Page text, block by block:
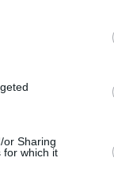
or Sharing
for which it
gibt es
zum
mehr